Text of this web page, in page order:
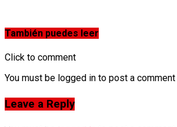
También puedes leer
Click to comment
You must be logged in to post a comment
Leave a Reply